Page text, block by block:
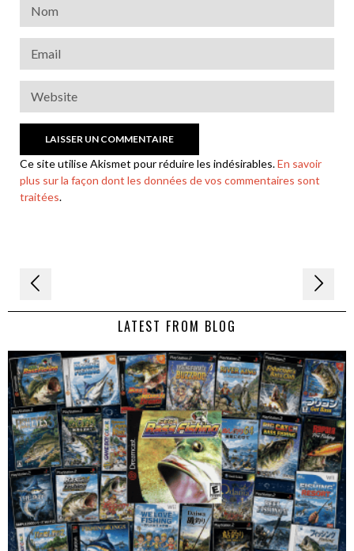
Ce site utilise Akismet pour réduire les indésirables.En savoir
plus sur la façon dont les données de vos commentaires sont
traitées.
Navigation
de LATEST FROM BLOG